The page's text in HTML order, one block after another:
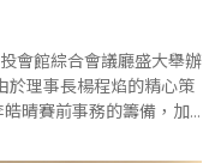
會館綜合會議廳盛大舉辦
於理事長楊程焰的精心策
晴賽前事務的籌備，加